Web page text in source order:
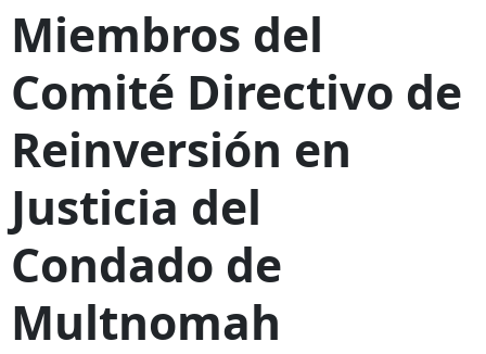
Miembros del
Comité Directivo de
Reinversión en
Justicia del
Condado de
Multnomah